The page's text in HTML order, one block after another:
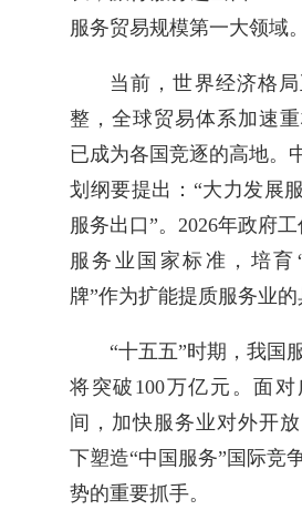
服务贸易规模第一大领域。
当前，世界经济格
整，全球贸易体系加速
已成为各国竞逐的高地。
划纲要提出：“大力发展
服务出口”。2026年政府
服务业国家标准，培育
牌”作为扩能提质服务业的
“十五五”时期，我国
将突破100万亿元。面
间，加快服务业对外开
下塑造“中国服务”国际竞
势的重要抓手。